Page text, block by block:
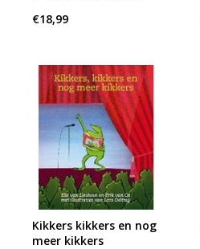
€18,99
Kikkers kikkers en nog
meer kikkers